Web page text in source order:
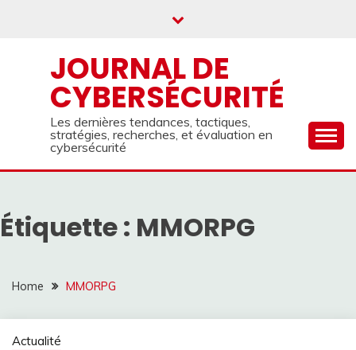
JOURNAL DE
CYBERSÉCURITÉ
Les dernières tendances, tactiques,
stratégies, recherches, et évaluation en
cybersécurité
Étiquette : MMORPG
Home MMORPG
Actualité